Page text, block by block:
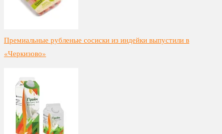
Премиальные рубленые сосиски из индейки выпустили в
«Черкизово»